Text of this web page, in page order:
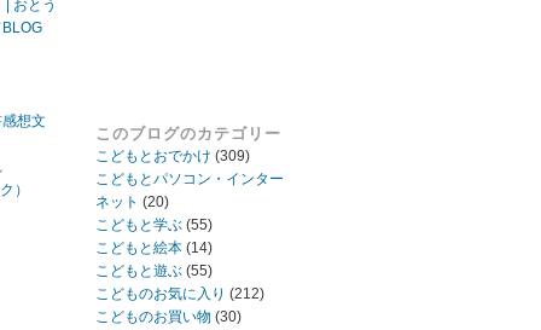
おとう
想文
）
このブログのカテゴリー
こどもとおでかけ (309)
こどもとパソコン・インター
ネット (20)
こどもと学ぶ(55)
こどもと絵本(14)
こどもと遊ぶ(55)
こどものお気に入り (212)
こどものお買い物 (30)